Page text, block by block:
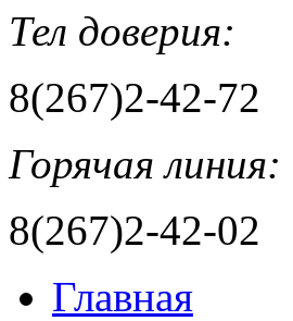
Тел доверия:
8(267)2-42-72
Горячая линия:
8(267)2-42-02
Главная